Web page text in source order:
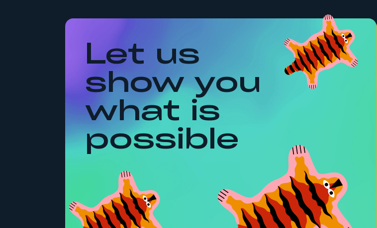
Let us
show you
what is
possible